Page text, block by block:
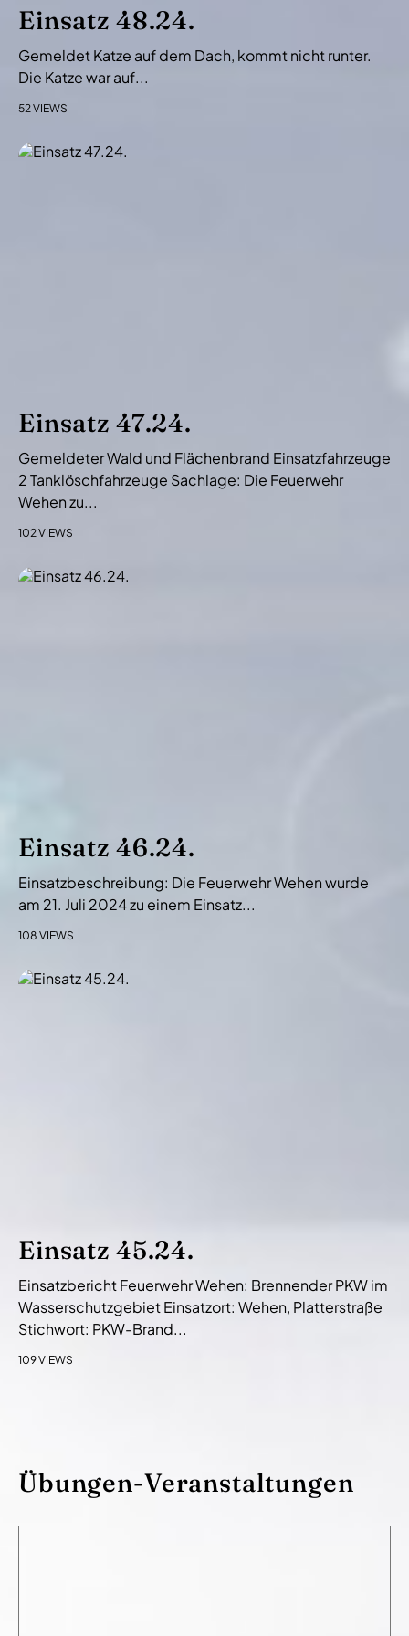
i
n
Einsatz 48.24.
Gemeldet Katze auf dem Dach, kommt nicht runter.
Die Katze war auf...
52 VIEWS
Einsatz 47.24.
Gemeldeter Wald und Flächenbrand Einsatzfahrzeuge
2 Tanklöschfahrzeuge Sachlage: Die Feuerwehr
Wehen zu...
102 VIEWS
Einsatz 46.24.
Einsatzbeschreibung: Die Feuerwehr Wehen wurde
am 21. Juli 2024 zu einem Einsatz...
108 VIEWS
Einsatz 45.24.
Einsatzbericht Feuerwehr Wehen: Brennender PKW im
Wasserschutzgebiet Einsatzort: Wehen, Platterstraße
Stichwort: PKW-Brand...
109 VIEWS
Übungen-Veranstaltungen